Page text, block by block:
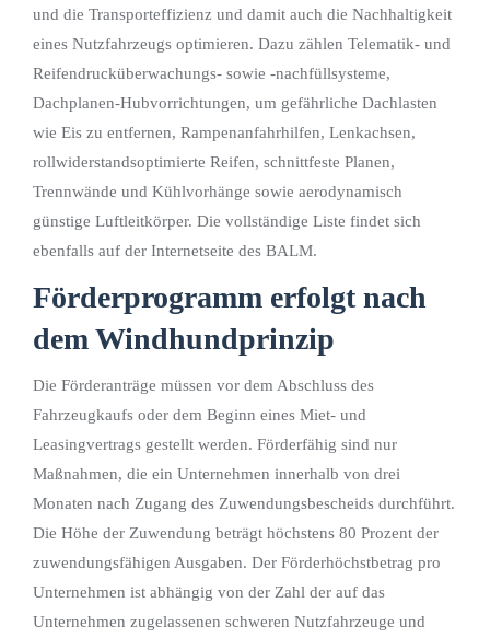
und die Transporteffizienz und damit auch die Nachhaltigkeit
eines Nutzfahrzeugs optimieren. Dazu zählen Telematik- und
Reifendrucküberwachungs- sowie -nachfüllsysteme,
Dachplanen-Hubvorrichtungen, um gefährliche Dachlasten
wie Eis zu entfernen, Rampenanfahrhilfen, Lenkachsen,
rollwiderstandsoptimierte Reifen, schnittfeste Planen,
Trennwände und Kühlvorhänge sowie aerodynamisch
günstige Luftleitkörper. Die vollständige Liste findet sich
ebenfalls auf der Internetseite des BALM.
Förderprogramm erfolgt nach
dem Windhundprinzip
Die Förderanträge müssen vor dem Abschluss des
Fahrzeugkaufs oder dem Beginn eines Miet- und
Leasingvertrags gestellt werden. Förderfähig sind nur
Maßnahmen, die ein Unternehmen innerhalb von drei
Monaten nach Zugang des Zuwendungsbescheids durchführt.
Die Höhe der Zuwendung beträgt höchstens 80 Prozent der
zuwendungsfähigen Ausgaben. Der Förderhöchstbetrag pro
Unternehmen ist abhängig von der Zahl der auf das
Unternehmen zugelassenen schweren Nutzfahrzeuge und